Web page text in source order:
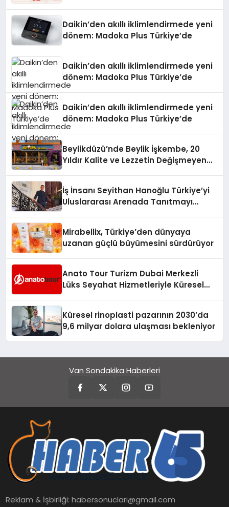
Daikin’den akıllı iklimlendirmede yeni
dönem: Madoka Plus Türkiye’de
Daikin’den akıllı iklimlendirmede yeni
dönem: Madoka Plus Türkiye’de
Daikin’den akıllı iklimlendirmede yeni
dönem: Madoka Plus Türkiye’de
Beylikdüzü’nde Beylik İşkembe, 20
Yıldır Kalite ve Lezzetin Değişmeyen
İş İnsanı Seyithan Hanoğlu Türkiye’yi
Uluslararası Arenada Tanıtmayı
Mirabellix, Türkiye’den dünyaya
uzanan güçlü büyümesini sürdürüyor
Anato Tour Turizm Dubai Merkezli
Lüks Seyahat Hizmetleriyle Küresel
Küresel rinoplasti pazarının 2030’da
9,6 milyar dolara ulaşması bekleniyor
Van Sondakika Haberleri
Reklam & İşbirliği:habersonuclari@gmail.com